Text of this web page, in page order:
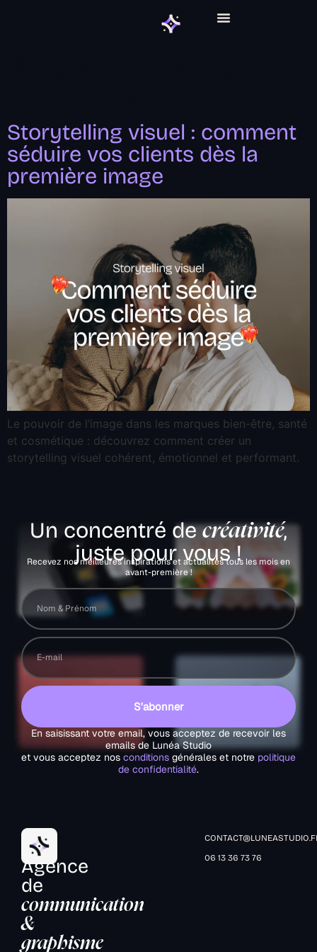
Storytelling visuel : comment
séduire vos clients dès la
première image
Le pouvoir de l’image dans les marques bien-être, santé
et cosmétique : découvrez comment créer un
storytelling visuel cohérent, émotionnel et performant.
Un concentré decréativité,
juste pour vous !
Recevez nos meilleures inspirations et actualités tous les mois en
avant-première !
S'abonner
En saisissant votre email, vous acceptez de recevoir les
emails de Lunéa Studio
et vous acceptez nos conditions générales et notre politique
de confidentialité.
Agence
de
communication
&
graphisme
06 13 36 73 76